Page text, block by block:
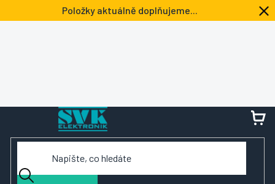
na
Položky aktuálně doplňujeme...